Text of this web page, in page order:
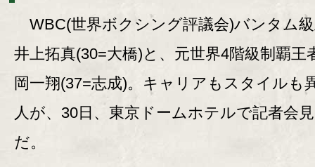
WBC(世界ボクシング評議会)バンタム
井上拓真(30=大橋)と、元世界4階級制覇王
岡一翔(37=志成)。キャリアもスタイルも
人が、30日、東京ドームホテルで記者会
だ。